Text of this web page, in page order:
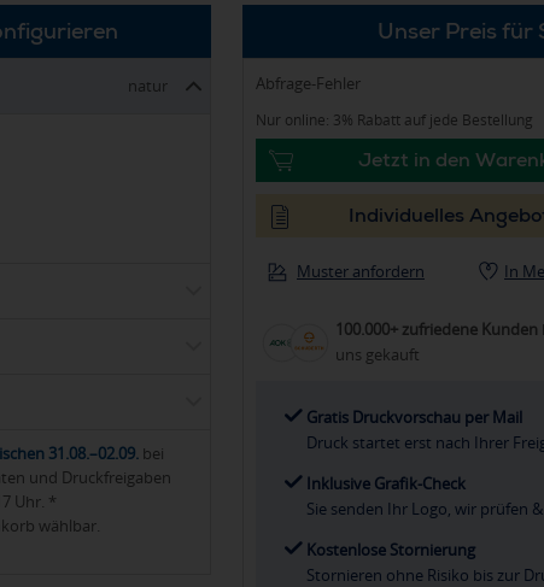
natur
31.08.–02.09. bei
und Druckfreigaben
Uhr. *
wählbar.
Unser Preis für
Abfrage-Fehler
Nur online: 3% Rabatt auf jede Bestellung
Jetzt in den
Individuelles
Muster anfordern In
100.000+ zufriedene Kunden
uns gekauft
Gratis Druckvorschau per Mail
Druck startet erst nach Ihrer
Inklusive Grafik-Check
Sie senden Ihr Logo, wir prüfen
Kostenlose Stornierung
Stornieren ohne Risiko bis zur